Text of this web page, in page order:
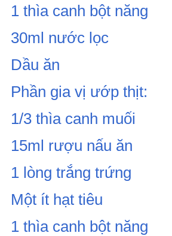
1 thìa canh bột năng
30ml nước lọc
Dầu ăn
Phần gia vị ướp thịt:
1/3 thìa canh muối
15ml rượu nấu ăn
1 lòng trắng trứng
Một ít hạt tiêu
1 thìa canh bột năng